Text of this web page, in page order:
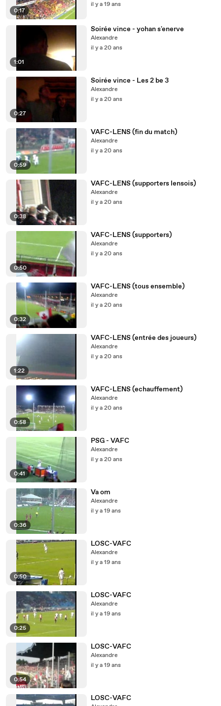
0:17
il y a 19 ans
1:01
Soirée vince - yohan s'enerve
Alexandre
il y a 20 ans
0:27
Soirée vince - Les 2 be 3
Alexandre
il y a 20 ans
0:59
VAFC-LENS (fin du match)
Alexandre
il y a 20 ans
0:38
VAFC-LENS (supporters lensois)
Alexandre
il y a 20 ans
0:50
VAFC-LENS (supporters)
Alexandre
il y a 20 ans
0:32
VAFC-LENS (tous ensemble)
Alexandre
il y a 20 ans
1:22
VAFC-LENS (entrée des joueurs)
Alexandre
il y a 20 ans
0:58
VAFC-LENS (echauffement)
Alexandre
il y a 20 ans
0:41
PSG - VAFC
Alexandre
il y a 20 ans
0:36
Va om
Alexandre
il y a 19 ans
0:50
LOSC-VAFC
Alexandre
il y a 19 ans
0:25
LOSC-VAFC
Alexandre
il y a 19 ans
0:54
LOSC-VAFC
Alexandre
il y a 19 ans
LOSC-VAFC